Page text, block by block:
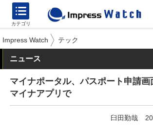
カテゴリ
Impress Watch テック
ニュース
マイナポータル、パスポート申請
マイナアプリで
臼田勤哉